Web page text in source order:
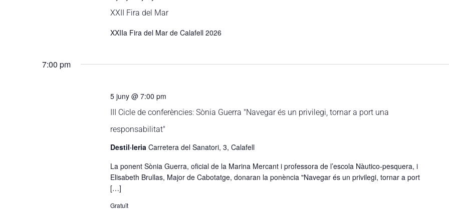
XXII Fira del Mar
XXIIa Fira del Mar de Calafell 2026
7:00 pm
III Cicle de conferències: Sònia Guerra "Navegar és un privilegi, tornar a port una
responsabilitat"
5 juny @ 7:00 pm
Destil·leria Carretera del Sanatori, 3, Calafell
La ponent Sònia Guerra, oficial de la Marina Mercant i professora de l’escola Nàutico-pesquera, i
Elisabeth Brullas, Major de Cabotatge, donaran la ponència "Navegar és un privilegi, tornar a port
[…]
Gratuït